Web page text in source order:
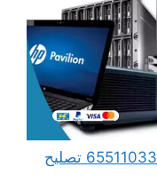
مهندس كمبيوتر العارضية الصناعية 65511033 تصليح